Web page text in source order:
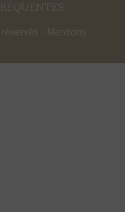
- Mentions